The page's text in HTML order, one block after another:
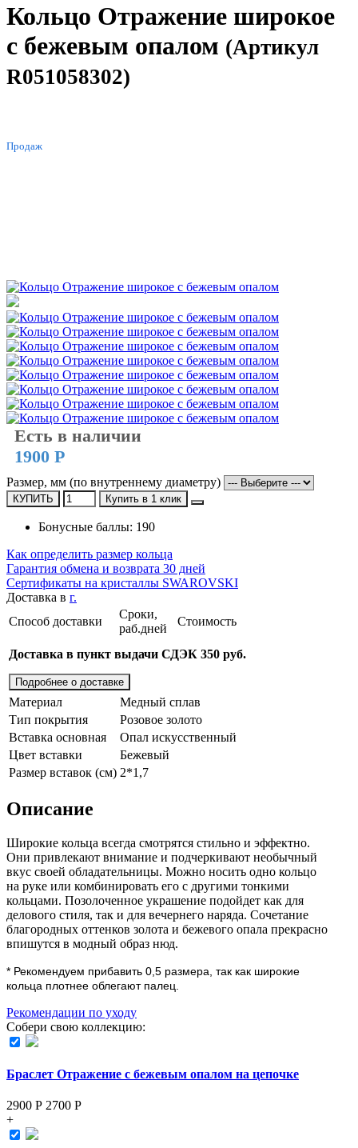
Кольцо Отражение широкое
с бежевым опалом (Артикул
R051058302)
Продаж
Есть в наличии
1900 Р
Размер, мм (по внутреннему диаметру)
КУПИТЬ Купить в 1 клик
Бонусные баллы: 190
Как определить размер кольца
Гарантия обмена и возврата 30 дней
Сертификаты на кристаллы SWAROVSKI
Доставка в г.
Способ доставки
Сроки,
раб.дней
Стоимость
Доставка в пункт выдачи СДЭК 350 руб.
Подробнее о доставке
Материал
Медный сплав
Тип покрытия
Розовое золото
Вставка основная
Опал искусственный
Цвет вставки
Бежевый
Размер вставок (см) 2*1,7
Описание
Широкие кольца всегда смотрятся стильно и эффектно.
Они привлекают внимание и подчеркивают необычный
вкус своей обладательницы. Можно носить одно кольцо
на руке или комбинировать его с другими тонкими
кольцами. Позолоченное украшение подойдет как для
делового стиля, так и для вечернего наряда. Сочетание
благородных оттенков золота и бежевого опала прекрасно
впишутся в модный образ нюд.
* Рекомендуем прибавить 0,5 размера, так как широкие
кольца плотнее облегают палец.
Рекомендации по уходу
Собери свою коллекцию:
Браслет Отражение с бежевым опалом на цепочке
2900 Р 2700 Р
+